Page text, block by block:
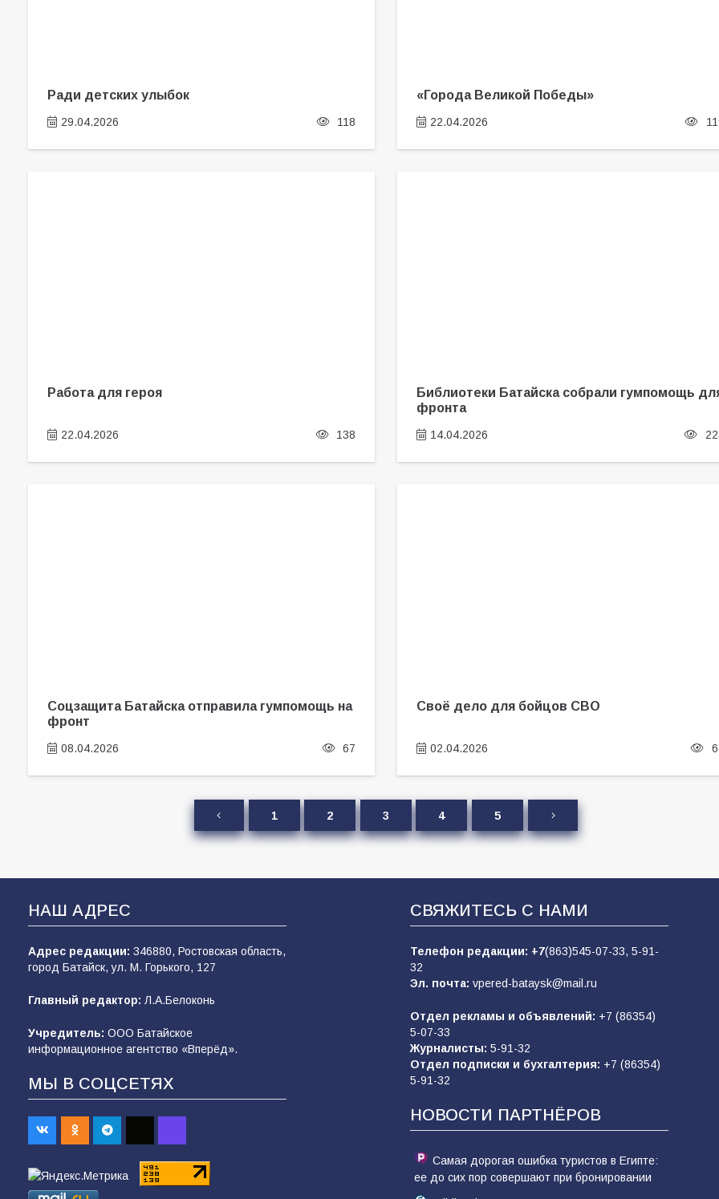
Ради детских улыбок
29.04.2026 118
«Города Великой Победы»
22.04.2026
Работа для героя
22.04.2026 138
Библиотеки Батайска собрали гумпомощь
фронта
14.04.2026
Соцзащита Батайска отправила гумпомощь на
фронт
08.04.2026 67
Своё дело для бойцов СВО
02.04.2026
1 2 3 4 5
НАШ АДРЕС
Адрес редакции: 346880, Ростовская область,
город Батайск, ул. М. Горького, 127
Главный редактор: Л.А.Белоконь
Учредитель: ООО Батайское
информационное агентство «Вперёд».
МЫ В СОЦСЕТЯХ
СВЯЖИТЕСЬ С НАМИ
Телефон редакции: +7(863)545-07-33, 5-91-
32
Эл. почта: vpered-bataysk@mail.ru
Отдел рекламы и объявлений: +7 (86354)
5-07-33
Журналисты: 5-91-32
Отдел подписки и бухгалтерия: +7 (86354)
5-91-32
НОВОСТИ ПАРТНЁРОВ
Самая дорогая ошибка туристов в Египте:
ее до сих пор совершают при бронировании